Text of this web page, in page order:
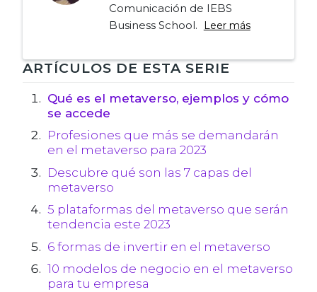
Comunicación de IEBS
Business School.
Leer más
Navegación
de
entradas
ARTÍCULOS DE ESTA SERIE
Qué es el metaverso, ejemplos y cómo
se accede
Profesiones que más se demandarán
en el metaverso para 2023
Descubre qué son las 7 capas del
metaverso
5 plataformas del metaverso que serán
tendencia este 2023
6 formas de invertir en el metaverso
10 modelos de negocio en el metaverso
para tu empresa